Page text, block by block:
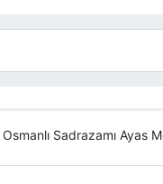
Sadrazamı Ayas